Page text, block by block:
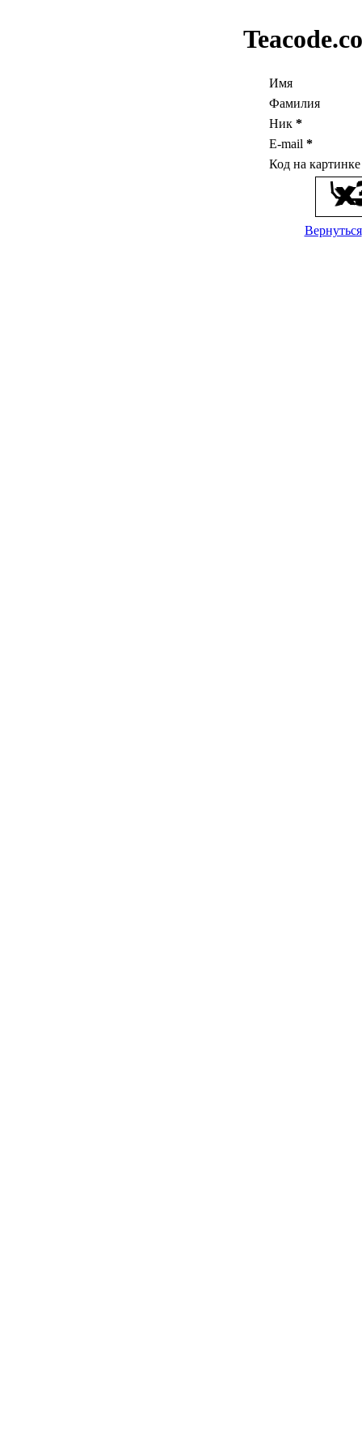
Имя
Фамилия
Ник *
E-mail *
Код на
Вернуться